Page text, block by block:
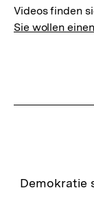
Videos finden
Sie wollen
Zur
Demokratie